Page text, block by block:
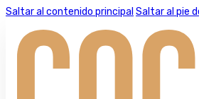
Saltar al contenido principal Saltar al pie